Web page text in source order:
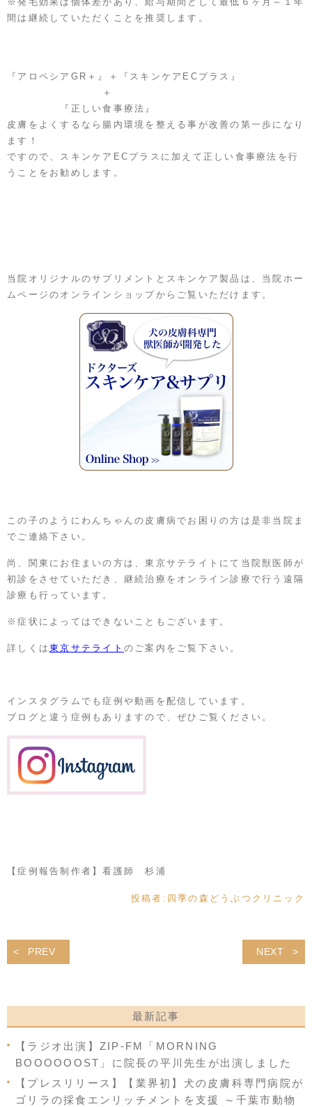
間は継続していただくことを推奨します。
『アロペシアGR＋』＋『スキンケアECプラス』
＋
『正しい食事療法』
皮膚をよくするなら腸内環境を整える事が改善の第一歩になり
ます！
ですので、スキンケアECプラスに加えて正しい食事療法を行
うことをお勧めします。
当院オリジナルのサプリメントとスキンケア製品は、当院ホー
ムページのオンラインショップからご覧いただけます。
この子のようにわんちゃんの皮膚病でお困りの方は是非当院ま
でご連絡下さい。
尚、関東にお住まいの方は、東京サテライトにて当院獣医師が
初診をさせていただき、継続治療をオンライン診療で行う遠隔
診療も行っています。
※症状によってはできないこともございます。
詳しくは 東京サテライト のご案内をご覧下さい。
インスタグラムでも症例や動画を配信しています。
ブログと違う症例もありますので、ぜひご覧ください。
【症例報告制作者】看護師 杉浦
投稿者: 四季の森どうぶつクリニック
PREV NEXT
最新記事
【ラジオ出演】ZIP-FM「MORNING
BOOOOOOST」に院長の平川先生が出演しました
【プレスリリース】【業界初】犬の皮膚科専門病院が
ゴリラの採食エンリッチメントを支援 ～千葉市動物